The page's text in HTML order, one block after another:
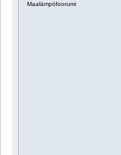
Maalämpöfoorumi